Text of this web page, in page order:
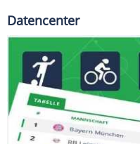
Datencenter